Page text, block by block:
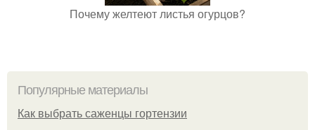
Почему желтеют листья огурцов?
Популярные материалы
Как выбрать саженцы гортензии